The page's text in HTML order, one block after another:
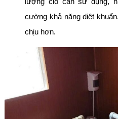
cường khả năng diệt
chịu hơn.